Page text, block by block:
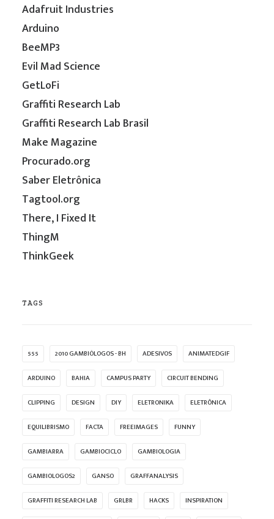
Adafruit Industries
Arduino
BeeMP3
Evil Mad Science
GetLoFi
Graffiti Research Lab
Graffiti Research Lab Brasil
Make Magazine
Procurado.org
Saber Eletrônica
Tagtool.org
There, I Fixed It
ThingM
ThinkGeek
TAGS
555 2010 GAMBIÓLOGOS - BH ADESIVOS ANIMATEDGIF
ARDUINO BAHIA CAMPUS PARTY CIRCUIT BENDING
CLIPPING DESIGN DIY ELETRONIKA ELETRÔNICA
EQUILIBRISMO FACTA FREEIMAGES FUNNY
GAMBIARRA GAMBIOCICLO GAMBIOLOGIA
GAMBIOLOGOS2 GANSO GRAFFANALYSIS
GRAFFITI RESEARCH LAB GRLBR HACKS INSPIRATION